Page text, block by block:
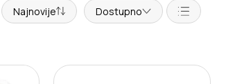
Najnovije Dostupno